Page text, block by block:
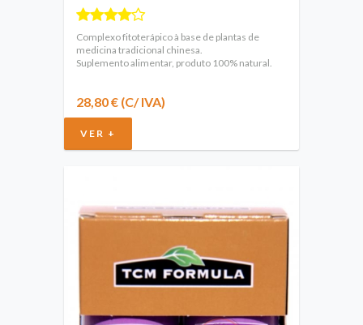
Complexo fitoterápico à base de plantas de
medicina tradicional chinesa.
Suplemento alimentar, produto 100% natural.
28,80 € (C/ IVA)
VER +